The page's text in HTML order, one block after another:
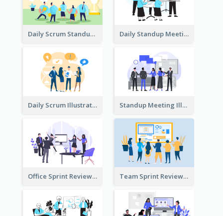
Daily Scrum Standup Meeting Illustration Daily Standup Meeting Illustration
Daily Scrum Illustration Standup Meeting Illustration
Office Sprint Review Team Sprint Review